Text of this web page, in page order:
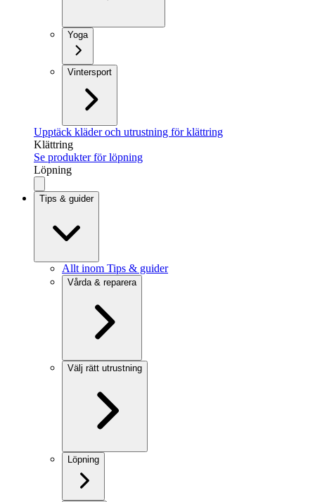
Yoga
Vintersport
Upptäck kläder och utrustning för klättring
Klättring
Se produkter för löpning
Löpning
Tips & guider
Allt inom Tips & guider
Vårda & reparera
Välj rätt utrustning
Löpning